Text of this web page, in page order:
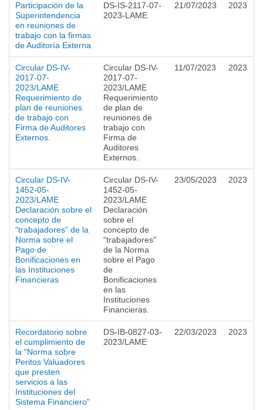
Participación de la
Superintendencia
en reuniones de
trabajo con la firmas
de Auditoría Externa
DS-IS-2117-07-
2023-LAME
21/07/2023 2023
Circular DS-IV-
2017-07-
2023/LAME
Requerimiento de
plan de reuniones
de trabajo con
Firma de Auditores
Externos.
Circular DS-IV-
2017-07-
2023/LAME
Requerimiento
de plan de
reuniones de
trabajo con
Firma de
Auditores
Externos.
11/07/2023 2023
Circular DS-IV-
1452-05-
2023/LAME
Declaración sobre el
concepto de
“trabajadores” de la
Norma sobre el
Pago de
Bonificaciones en
las Instituciones
Financieras
Circular DS-IV-
1452-05-
2023/LAME
Declaración
sobre el
concepto de
“trabajadores”
de la Norma
sobre el Pago
de
Bonificaciones
en las
Instituciones
Financieras.
23/05/2023 2023
Recordatorio sobre
el cumplimiento de
la "Norma sobre
Peritos Valuadores
que presten
servicios a las
Instituciones del
Sistema Financiero"
DS-IB-0827-03-
2023/LAME
22/03/2023 2023